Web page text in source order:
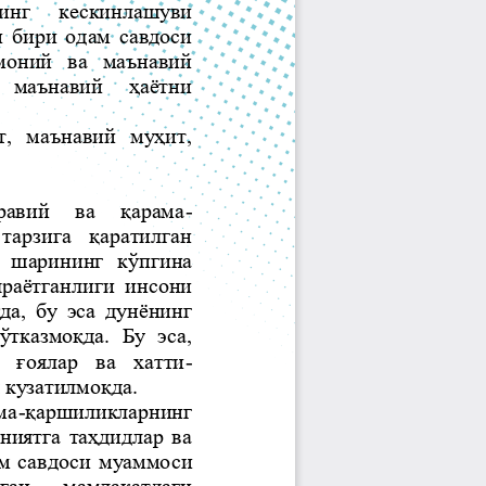
Jurnal Yordamchisi
Onlayn